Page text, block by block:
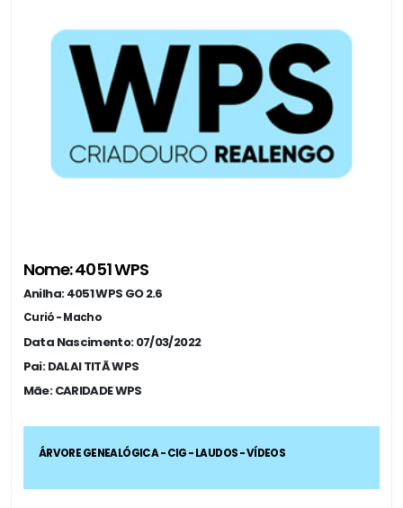
Nome: 4051 WPS
Anilha: 4051 WPS GO 2.6
Curió - Macho
Data Nascimento: 07/03/2022
Pai: DALAI TITÃ WPS
Mãe: CARIDADE WPS
ÁRVORE GENEALÓGICA - CIG - LAUDOS - VÍDEOS